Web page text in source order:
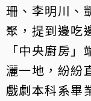
珊、李明川、
聚，提到邊吃
「中央廚房
灑一地，紛紛
戲劇本科系畢